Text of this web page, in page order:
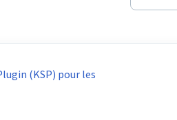
(KSP) pour les